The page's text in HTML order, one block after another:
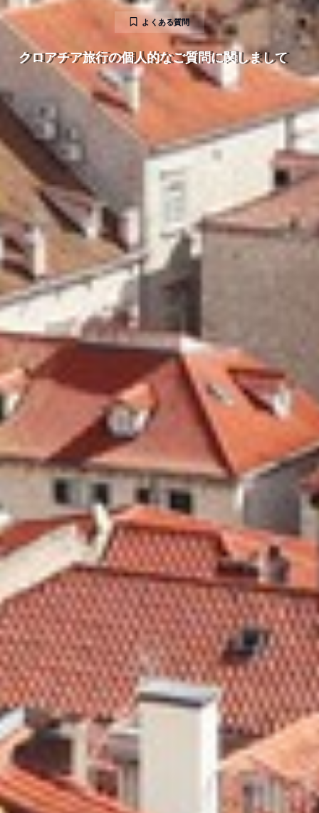
よくある質問
クロアチア旅行の個人的なご質問に関しまして